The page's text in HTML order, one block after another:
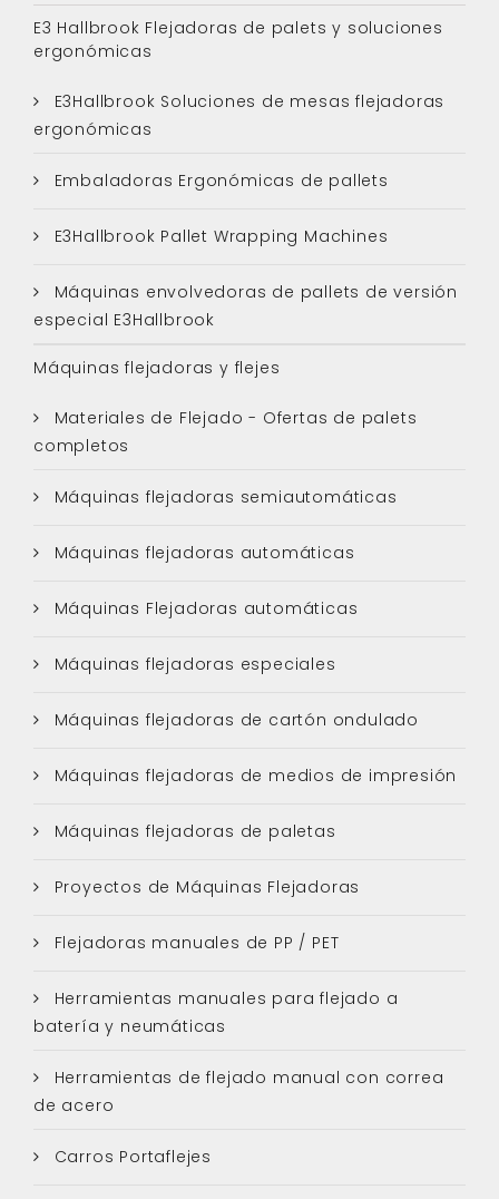
E3 Hallbrook Flejadoras de palets y soluciones
ergonómicas
E3Hallbrook Soluciones de mesas flejadoras
ergonómicas
Embaladoras Ergonómicas de pallets
E3Hallbrook Pallet Wrapping Machines
Máquinas envolvedoras de pallets de versión
especial E3Hallbrook
Máquinas flejadoras y flejes
Materiales de Flejado - Ofertas de palets
completos
Máquinas flejadoras semiautomáticas
Máquinas flejadoras automáticas
Máquinas Flejadoras automáticas
Máquinas flejadoras especiales
Máquinas flejadoras de cartón ondulado
Máquinas flejadoras de medios de impresión
Máquinas flejadoras de paletas
Proyectos de Máquinas Flejadoras
Flejadoras manuales de PP / PET
Herramientas manuales para flejado a
batería y neumáticas
Herramientas de flejado manual con correa
de acero
Carros Portaflejes